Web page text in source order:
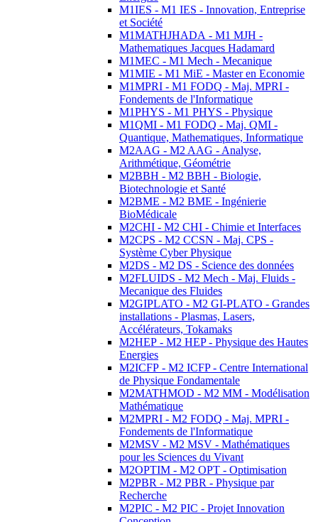
M1IES - M1 IES - Innovation, Entreprise
et Société
M1MATHJHADA - M1 MJH -
Mathematiques Jacques Hadamard
M1MEC - M1 Mech - Mecanique
M1MIE - M1 MiE - Master en Economie
M1MPRI - M1 FODQ - Maj. MPRI -
Fondements de l'Informatique
M1PHYS - M1 PHYS - Physique
M1QMI - M1 FODQ - Maj. QMI -
Quantique, Mathematiques, Informatique
M2AAG - M2 AAG - Analyse,
Arithmétique, Géométrie
M2BBH - M2 BBH - Biologie,
Biotechnologie et Santé
M2BME - M2 BME - Ingénierie
BioMédicale
M2CHI - M2 CHI - Chimie et Interfaces
M2CPS - M2 CCSN - Maj. CPS -
Système Cyber Physique
M2DS - M2 DS - Science des données
M2FLUIDS - M2 Mech - Maj. Fluids -
Mecanique des Fluides
M2GIPLATO - M2 GI-PLATO - Grandes
installations - Plasmas, Lasers,
Accélérateurs, Tokamaks
M2HEP - M2 HEP - Physique des Hautes
Energies
M2ICFP - M2 ICFP - Centre International
de Physique Fondamentale
M2MATHMOD - M2 MM - Modélisation
Mathématique
M2MPRI - M2 FODQ - Maj. MPRI -
Fondements de l'Informatique
M2MSV - M2 MSV - Mathématiques
pour les Sciences du Vivant
M2OPTIM - M2 OPT - Optimisation
M2PBR - M2 PBR - Physique par
Recherche
M2PIC - M2 PIC - Projet Innovation